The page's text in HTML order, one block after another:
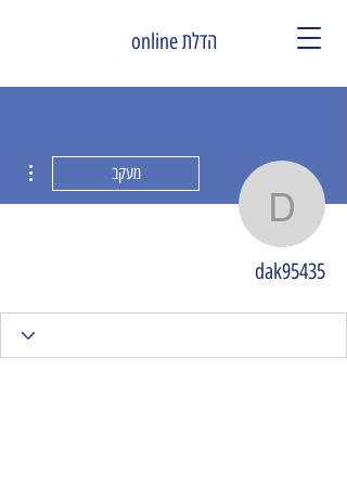
הדלת online
dak95435
מעקב
dak95435